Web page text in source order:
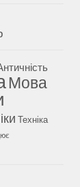
Мова
Техніка